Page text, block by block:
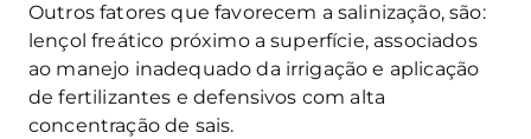
Outros fatores que favorecem a salinização, são:
lençol freático próximo a superfície, associados
ao manejo inadequado da irrigação e aplicação
de fertilizantes e defensivos com alta
concentração de sais.